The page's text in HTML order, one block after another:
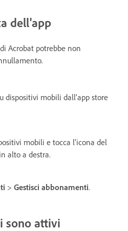
dell'app
Acrobat potrebbe non
dispositivi mobili dall'app store
mobili e tocca l'icona del
alto a destra.
> Gestisci abbonamenti.
sono attivi